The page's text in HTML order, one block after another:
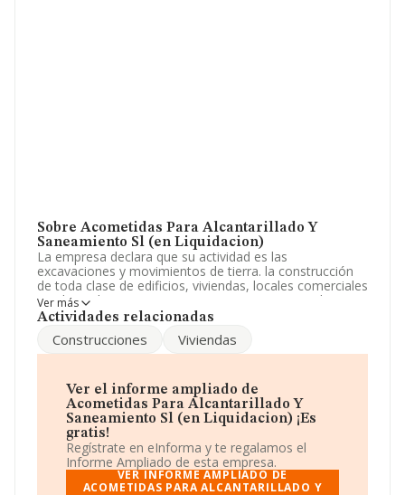
Sobre Acometidas Para Alcantarillado Y
Saneamiento Sl (en Liquidacion)
La empresa declara que su actividad es las
excavaciones y movimientos de tierra. la construcción
de toda clase de edificios, viviendas, locales comerciales
e industriales, por cuenta propia o por encargo de
terceros. La empresa es una Sociedad Limitada. Tiene
servicios de gestión de residuos'. La compañía no tiene
actividad en mercados exteriores.
Acerca de los empleados, ha contado con una
reducción del 8% y teniendo en cuenta la información
disponible en INFORMA, ha dispuesto de un número de
empleados por encima de la media de sector.
Para comunicarse con sus oficinas, el número de
teléfono es 902106198 y la web eswww.acoasa.es.
Ver más
Actividades relacionadas
Construcciones Viviendas
Ver el informe ampliado de
Acometidas Para Alcantarillado Y
Saneamiento Sl (en Liquidacion) ¡Es
gratis!
Regístrate en eInforma y te regalamos el
Informe Ampliado de esta empresa.
VER INFORME AMPLIADO DE
ACOMETIDAS PARA ALCANTARILLADO Y